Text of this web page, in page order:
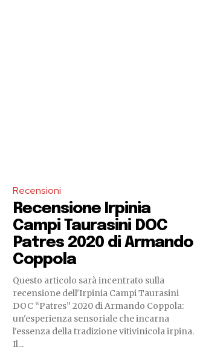
Recensioni
Recensione Irpinia
Campi Taurasini DOC
Patres 2020 di Armando
Coppola
Questo articolo sarà incentrato sulla
recensione dell'Irpinia Campi Taurasini
DOC “Patres” 2020 di Armando Coppola:
un'esperienza sensoriale che incarna
l'essenza della tradizione vitivinicola irpina.
Il...